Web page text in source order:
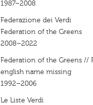
1987–2008
Federazione dei Verdi
Federation of the Greens
2008–2022
Federation of the Greens //
english name missing
1992–2006
Le Liste Verdi